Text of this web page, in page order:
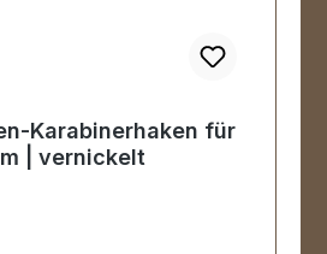
Karabinerhaken für
| vernickelt